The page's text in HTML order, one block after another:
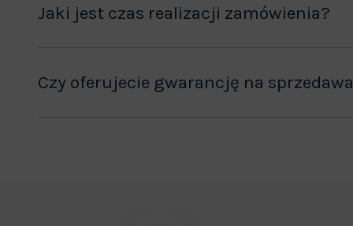
Jaki jest czas realizacji zamówienia?
Czy oferujecie gwarancję na